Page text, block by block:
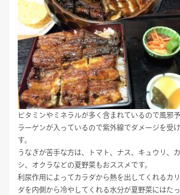
ビタミンやミネラルが多く含まれているので風邪
ラーゲンが入っているので紫外線でダメージを受
す。
うなぎが苦手な方は、トマト、ナス、キュウリ、
シ、オクラなどの夏野菜もおススメです。
利尿作用によってカラダから熱を出してくれるカ
ダを内側から冷やしてくれる水分が夏野菜にはた